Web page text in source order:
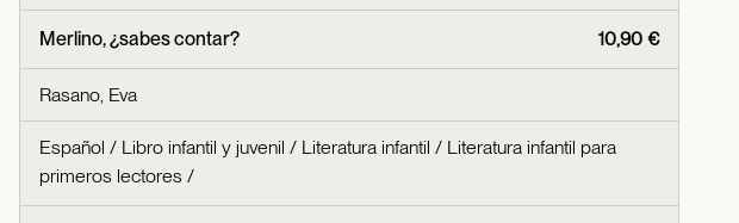
10,90 €
Merlino, ¿sabes contar?
Rasano, Eva
Español / Libro infantil y juvenil / Literatura infantil / Literatura infantil para
primeros lectores /